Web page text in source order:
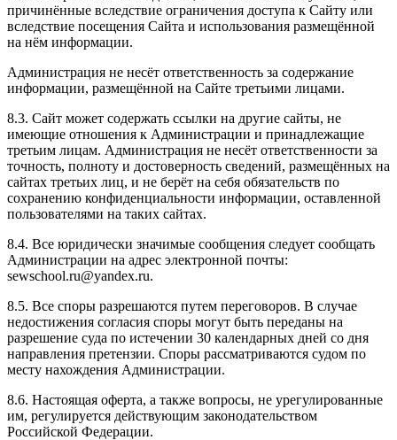
причинённые вследствие ограничения доступа к Сайту или
вследствие посещения Сайта и использования размещённой
на нём информации.
Администрация не несёт ответственность за содержание
информации, размещённой на Сайте третьими лицами.
8.3. Сайт может содержать ссылки на другие сайты, не
имеющие отношения к Администрации и принадлежащие
третьим лицам. Администрация не несёт ответственности за
точность, полноту и достоверность сведений, размещённых на
сайтах третьих лиц, и не берёт на себя обязательств по
сохранению конфиденциальности информации, оставленной
пользователями на таких сайтах.
8.4. Все юридически значимые сообщения следует сообщать
Администрации на адрес электронной почты:
sewschool.ru@yandex.ru.
8.5. Все споры разрешаются путем переговоров. В случае
недостижения согласия споры могут быть переданы на
разрешение суда по истечении 30 календарных дней со дня
направления претензии. Споры рассматриваются судом по
месту нахождения Администрации.
8.6. Настоящая оферта, а также вопросы, не урегулированные
им, регулируется действующим законодательством
Российской Федерации.